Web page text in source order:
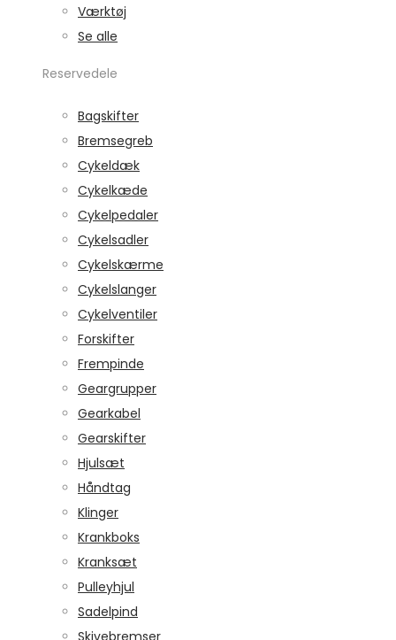
Værktøj
Se alle
Reservedele
Bagskifter
Bremsegreb
Cykeldæk
Cykelkæde
Cykelpedaler
Cykelsadler
Cykelskærme
Cykelslanger
Cykelventiler
Forskifter
Frempinde
Geargrupper
Gearkabel
Gearskifter
Hjulsæt
Håndtag
Klinger
Krankboks
Kranksæt
Pulleyhjul
Sadelpind
Skivebremser